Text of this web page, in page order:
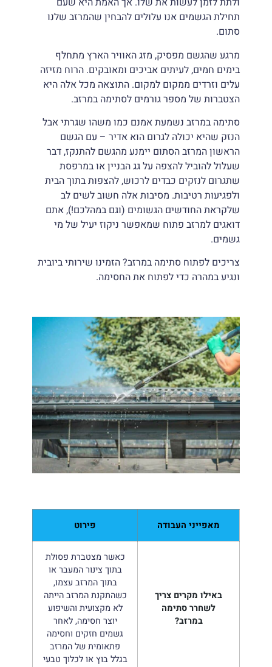
סמן קישורים
כל
האפשרויות
תחילת הגשמים אנו עלולים להבחין שהמרזב שלנו
סתום.
מרגע שהגשם מפסיק, מזג האוויר הארץ מתחלף
בימים חמים, לעיתים אביכים ומאובקים. הרוח מזיזה
עלים וזרדים ממקום למקום. התוצאה מכל אלה היא
הצטברות של מספר גורמים לסתימה במרזב.
סתימה במרזב נשמעת אמנם כמו משהו שגרתי אבל
הנזק שהיא יכולה לגרום הוא אדיר – עם הגשם
הראשון המרזב הסתום יימנע מהגשם להתנקז, דבר
שעלול להוביל להצפה על גג הבניין או במרפסת
שתגרום לנזקים כבדים לרכוש, להצפות בתוך הבית
ולפגיעות רטיבות. מסיבות אלה חשוב לשים לב
שלקראת החודשים הגשומים (וגם במהלכם!), אתם
דואגים למרזב פתוח שמאפשר ניקוז יעיל של מי
גשמים.
צריכים לפתוח סתימה במרזב? הזמינו שירותי ביובית
ונגיע במהרה כדי לפתוח את החסימה.
מאפייני העבודה פירוט
באילו מקרים צריך
לשחרר סתימה
במרזב?
כאשר מצטברת פסולת
בתוך צינור המעבר או
בתוך המרזב עצמו,
כשהתקנת המרזב הייתה
לא מקצועית והשיפוע
יוצר חסימה, לאחר
גשמים חזקים וחסימה
פתאומית של המרזב
בגלל בוץ או לכלוך טבעי